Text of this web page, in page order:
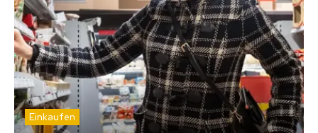
Einkaufen